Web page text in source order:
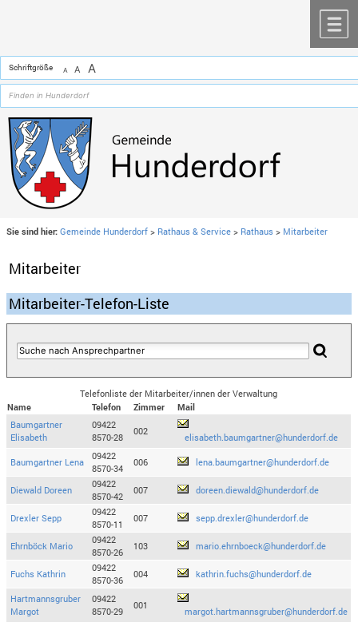
Schriftgröße A A A
Sie sind hier: Gemeinde Hunderdorf > Rathaus & Service > Rathaus > Mitarbeiter
Mitarbeiter
Mitarbeiter-Telefon-Liste
Telefonliste der Mitarbeiter/innen der Verwaltung
Name
Telefon Zimmer
Mail
Baumgartner
Elisabeth
09422
8570-28
002
elisabeth.baumgartner@hunderdorf.de
Baumgartner Lena
09422
8570-34
006 lena.baumgartner@hunderdorf.de
Diewald Doreen
09422
8570-42
007 doreen.diewald@hunderdorf.de
Drexler Sepp
09422
8570-11
007 sepp.drexler@hunderdorf.de
Ehrnböck Mario
09422
8570-26
103 mario.ehrnboeck@hunderdorf.de
Fuchs Kathrin
09422
8570-36
004 kathrin.fuchs@hunderdorf.de
Hartmannsgruber
Margot
09422
8570-29
001
margot.hartmannsgruber@hunderdorf.de